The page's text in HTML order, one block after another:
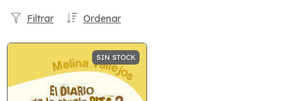
Ordenar
Filtrar
SIN STOCK